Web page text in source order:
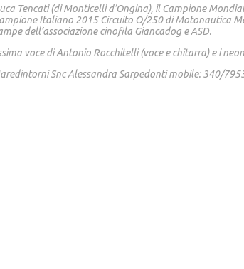
Tencati (di Monticelli d’Ongina), il Campione
Italiano 2015 Circuito O/250 di Motonautica
dell’associazione cinofila Giancadog e ASD.
voce di Antonio Rocchitelli (voce e chitarra) e i
Snc Alessandra Sarpedonti mobile: 340/